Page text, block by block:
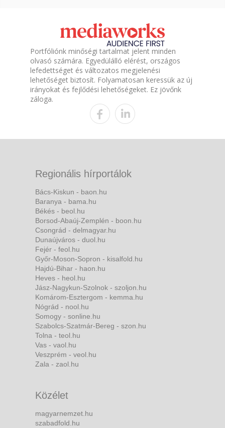
Portfóliónk minőségi tartalmat jelent minden
olvasó számára. Egyedülálló elérést, országos
lefedettséget és változatos megjelenési
lehetőséget biztosít. Folyamatosan keressük az új
irányokat és fejlődési lehetőségeket. Ez jövőnk
záloga.
Regionális hírportálok
Bács-Kiskun - baon.hu
Baranya - bama.hu
Békés - beol.hu
Borsod-Abaúj-Zemplén - boon.hu
Csongrád - delmagyar.hu
Dunaújváros - duol.hu
Fejér - feol.hu
Győr-Moson-Sopron - kisalfold.hu
Hajdú-Bihar - haon.hu
Heves - heol.hu
Jász-Nagykun-Szolnok - szoljon.hu
Komárom-Esztergom - kemma.hu
Nógrád - nool.hu
Somogy - sonline.hu
Szabolcs-Szatmár-Bereg - szon.hu
Tolna - teol.hu
Vas - vaol.hu
Veszprém - veol.hu
Zala - zaol.hu
Közélet
magyarnemzet.hu
szabadfold.hu